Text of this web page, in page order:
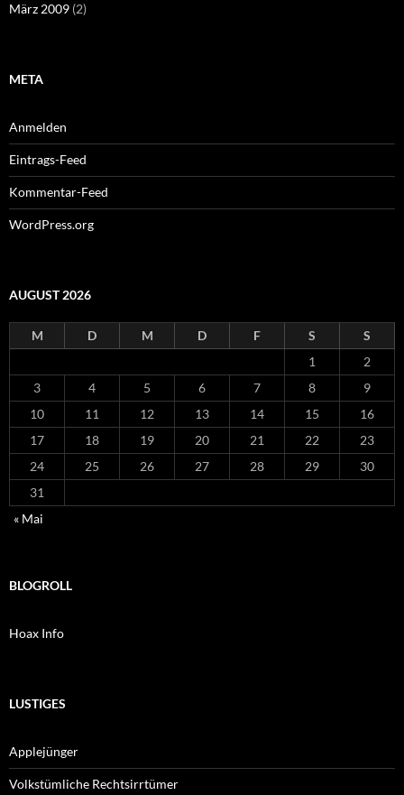
März 2009 (2)
META
Anmelden
Eintrags-Feed
Kommentar-Feed
WordPress.org
AUGUST 2026
M D M D F S
S
1
2
3
4 5 6 7 8
9
10
11 12 13 14 15
16
17
18 19 20 21 22
23
24
25 26 27 28 29
30
31
« Mai
BLOGROLL
Hoax Info
LUSTIGES
Applejünger
Volkstümliche Rechtsirrtümer